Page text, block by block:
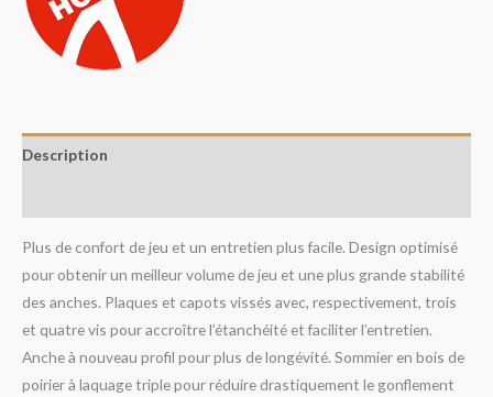
Description
Plus de confort de jeu et un entretien plus facile. Design optimisé
pour obtenir un meilleur volume de jeu et une plus grande stabilité
des anches. Plaques et capots vissés avec, respectivement, trois
et quatre vis pour accroître l’étanchéité et faciliter l’entretien.
Anche à nouveau profil pour plus de longévité. Sommier en bois de
poirier à laquage triple pour réduire drastiquement le gonflement